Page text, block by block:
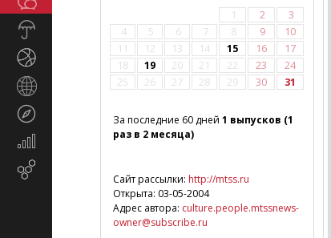
Экономика
маркетинг
1 2
3
4
5 6 7 8 9
10
11
12 13 14 15 16
17
18
19 20 21 22 23
24
25
26 27 28 29 30 31
За последние 60 дней 1 выпусков (1
раз в 2 месяца)
Сайт рассылки: http://mtss.ru
Открыта: 03-05-2004
Адрес автора: culture.people.mtssnews-
owner@subscribe.ru